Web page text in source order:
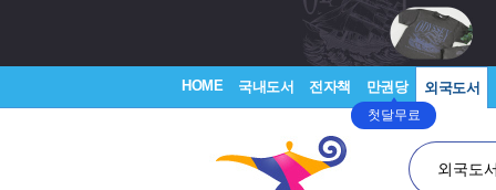
HOME 국내도서 전자책 만권당
첫달무료
외국도서
외국도